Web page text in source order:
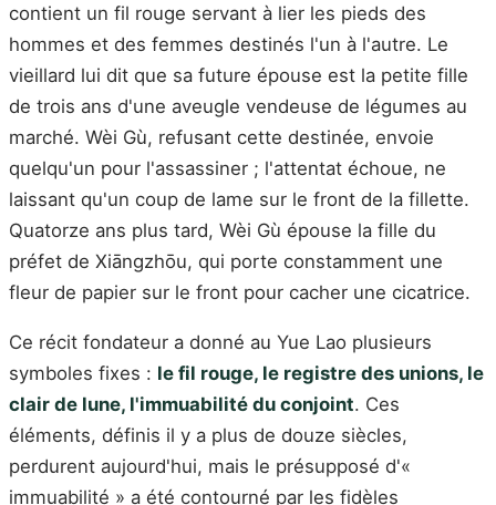
contient un fil rouge servant à lier les pieds des
hommes et des femmes destinés l'un à l'autre. Le
vieillard lui dit que sa future épouse est la petite fille
de trois ans d'une aveugle vendeuse de légumes au
marché. Wèi Gù, refusant cette destinée, envoie
quelqu'un pour l'assassiner ; l'attentat échoue, ne
laissant qu'un coup de lame sur le front de la fillette.
Quatorze ans plus tard, Wèi Gù épouse la fille du
préfet de Xiāngzhōu, qui porte constamment une
fleur de papier sur le front pour cacher une cicatrice.
Ce récit fondateur a donné au Yue Lao plusieurs
symboles fixes : le fil rouge, le registre des unions, le
clair de lune, l'immuabilité du conjoint. Ces
éléments, définis il y a plus de douze siècles,
perdurent aujourd'hui, mais le présupposé d'«
immuabilité » a été contourné par les fidèles